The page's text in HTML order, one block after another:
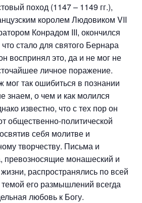
поход (1147 – 1149 гг.),
королем Людовиком VII
Конрадом III, окончился
стало для святого Бернара
воспринял это, да и не мог не
личное поражение.
мог так ошибиться в познании
знаем, о чем и как молился
известно, что с тех пор он
общественно-политической
себя молитве и
творчеству. Письма и
превозносящие монашеский и
распространялись по всей
его размышлений всегда
любовь к Богу.